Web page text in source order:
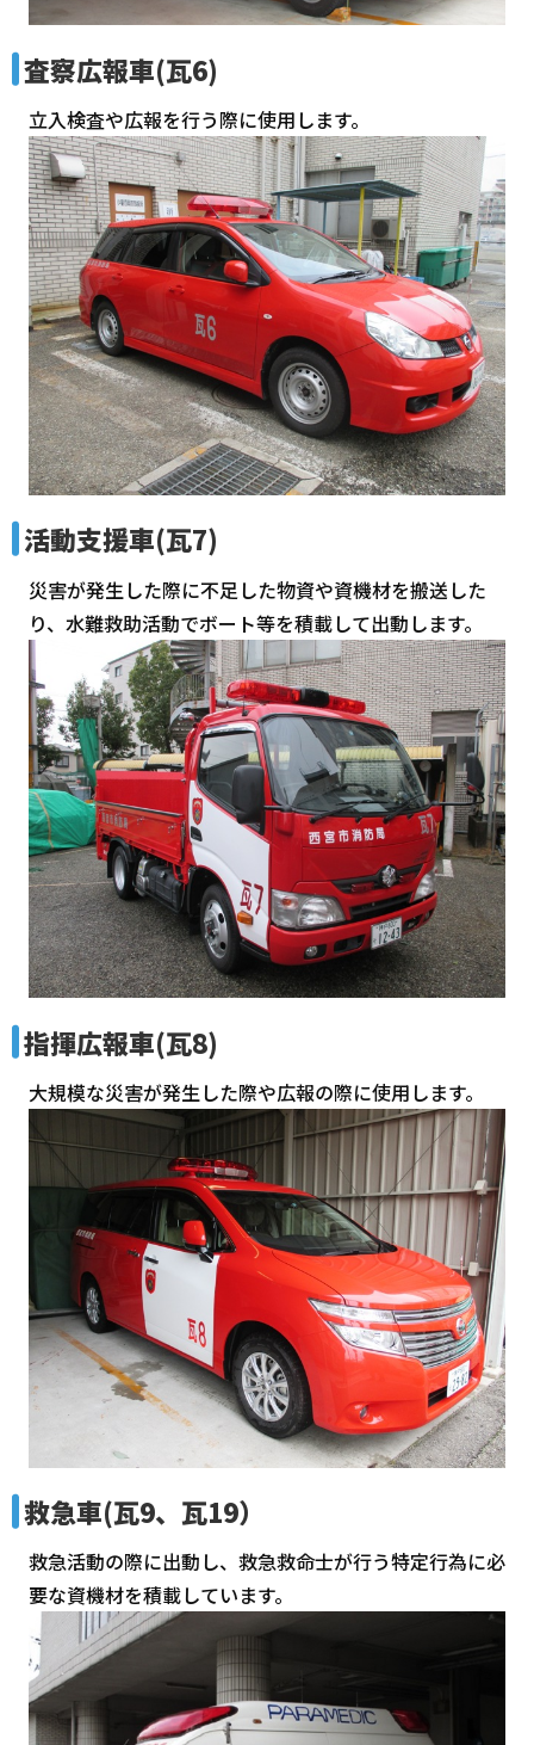
査察広報車(瓦6)
立入検査や広報を行う際に使用します。
活動支援車(瓦7)
災害が発生した際に不足した物資や資機材を搬送した
り、水難救助活動でボート等を積載して出動します。
指揮広報車(瓦8)
大規模な災害が発生した際や広報の際に使用します。
救急車(瓦9、瓦19）
救急活動の際に出動し、救急救命士が行う特定行為に必
要な資機材を積載しています。